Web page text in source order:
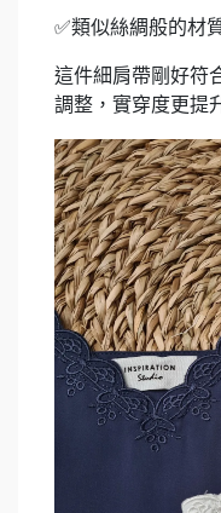
✅類似絲綢般的材
這件細肩帶剛好符
調整，實穿度更提